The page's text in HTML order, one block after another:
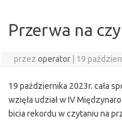
Przerwa na
przez operator 19
19 października 2023r. cała
wzięła udział w IV
bicia rekordu w czytaniu na